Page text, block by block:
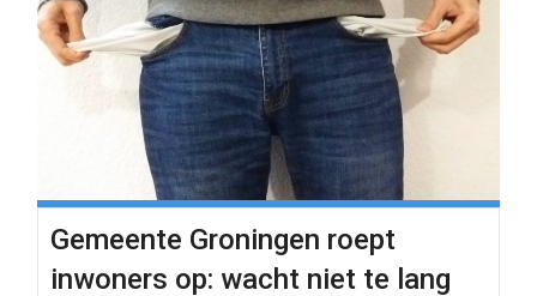
Gemeente Groningen roept
inwoners op: wacht niet te lang